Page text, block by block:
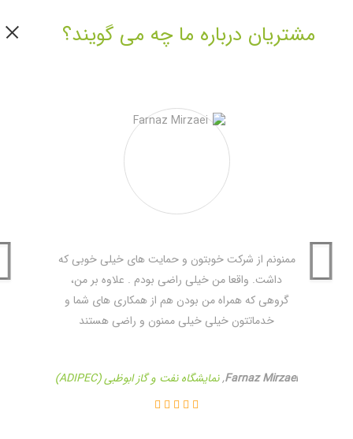
در بازار است. از آنجا که این یک رویداد دوسالانه است، شانس بعدی حضور شما زودتر
از سال ٢٠٢٠ رخ نخواهد داد.
جهت کسب اطلاعات بیشتر و مشاهده وبسایت رسمی رویداد
مشتریان درباره ما چه می گویند؟
ممنونم از شرکت خوبتون و حمایت های خیلی خوبی که
داشت. واقعا من خیلی راضی بودم . علاوه بر من،
گروهی که همراه من بودن هم از همکاری های شما و
خدماتتون خیلی خیلی ممنون و راضی هستند
Farnaz Mirzaei
,نمایشگاه نفت و گاز ابوظبی (ADIPEC)